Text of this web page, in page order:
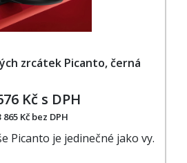
zrcátek Picanto, černá
Kč s DPH
865 Kč bez DPH
Picanto je jedinečné jako vy.